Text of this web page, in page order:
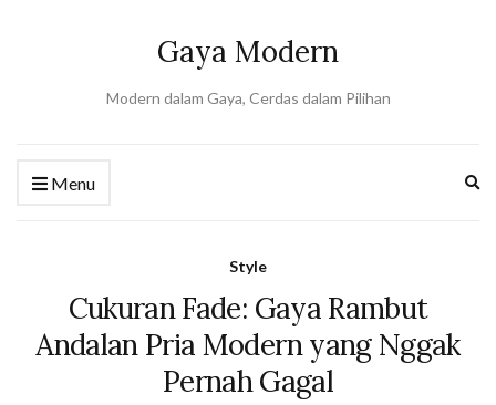
Gaya Modern
Modern dalam Gaya, Cerdas dalam Pilihan
Menu
Style
Cukuran Fade: Gaya Rambut
Andalan Pria Modern yang Nggak
Pernah Gagal